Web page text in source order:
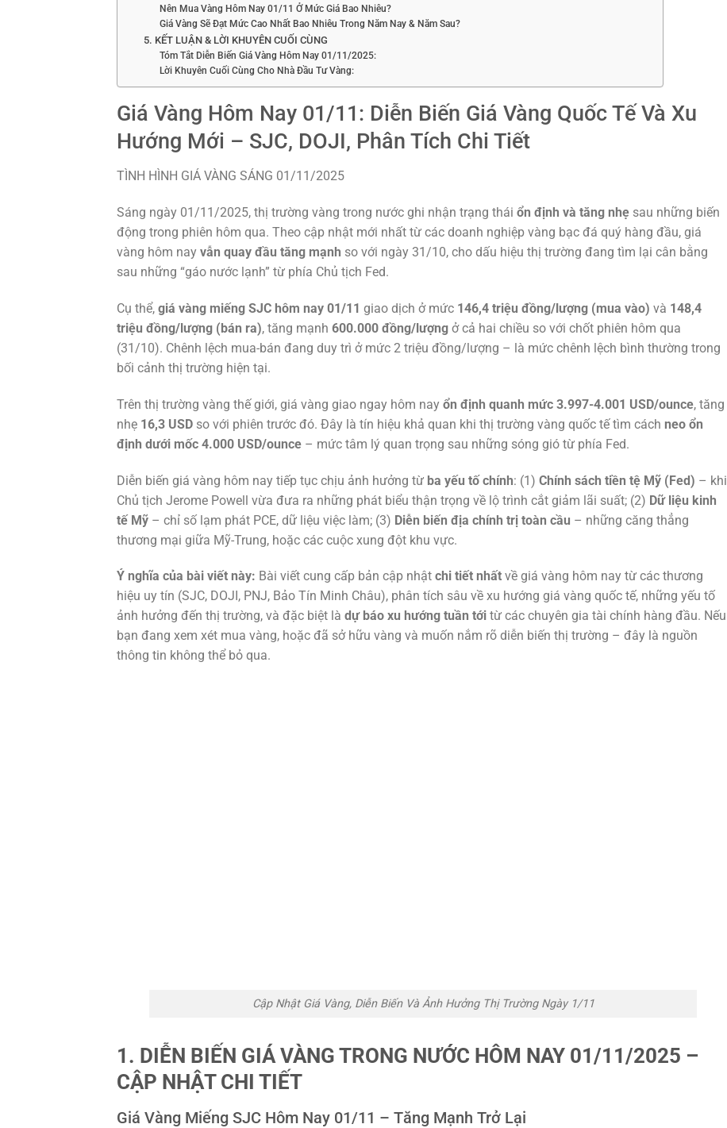
Nên Mua Vàng Hôm Nay 01/11 Ở Mức Giá Bao Nhiêu?
Giá Vàng Sẽ Đạt Mức Cao Nhất Bao Nhiêu Trong Năm Nay & Năm Sau?
5. KẾT LUẬN & LỜI KHUYÊN CUỐI CÙNG
Tóm Tắt Diễn Biến Giá Vàng Hôm Nay 01/11/2025:
Lời Khuyên Cuối Cùng Cho Nhà Đầu Tư Vàng:
Giá Vàng Hôm Nay 01/11: Diễn Biến Giá Vàng Quốc Tế Và Xu
Hướng Mới – SJC, DOJI, Phân Tích Chi Tiết
TÌNH HÌNH GIÁ VÀNG SÁNG 01/11/2025
Sáng ngày 01/11/2025, thị trường vàng trong nước ghi nhận trạng thái ổn định và tăng nhẹ sau những biến
động trong phiên hôm qua. Theo cập nhật mới nhất từ các doanh nghiệp vàng bạc đá quý hàng đầu, giá
vàng hôm nay vẫn quay đầu tăng mạnh so với ngày 31/10, cho dấu hiệu thị trường đang tìm lại cân bằng
sau những “gáo nước lạnh” từ phía Chủ tịch Fed.
Cụ thể, giá vàng miếng SJC hôm nay 01/11 giao dịch ở mức 146,4 triệu đồng/lượng (mua vào) và 148,4
triệu đồng/lượng (bán ra), tăng mạnh 600.000 đồng/lượng ở cả hai chiều so với chốt phiên hôm qua
(31/10). Chênh lệch mua-bán đang duy trì ở mức 2 triệu đồng/lượng – là mức chênh lệch bình thường trong
bối cảnh thị trường hiện tại.
Trên thị trường vàng thế giới, giá vàng giao ngay hôm nay ổn định quanh mức 3.997-4.001 USD/ounce, tăng
nhẹ 16,3 USD so với phiên trước đó. Đây là tín hiệu khả quan khi thị trường vàng quốc tế tìm cách neo ổn
định dưới mốc 4.000 USD/ounce – mức tâm lý quan trọng sau những sóng gió từ phía Fed.
Diễn biến giá vàng hôm nay tiếp tục chịu ảnh hưởng từ ba yếu tố chính: (1) Chính sách tiền tệ Mỹ (Fed) – khi
Chủ tịch Jerome Powell vừa đưa ra những phát biểu thận trọng về lộ trình cắt giảm lãi suất; (2) Dữ liệu kinh
tế Mỹ – chỉ số lạm phát PCE, dữ liệu việc làm; (3) Diễn biến địa chính trị toàn cầu – những căng thẳng
thương mại giữa Mỹ-Trung, hoặc các cuộc xung đột khu vực.
Ý nghĩa của bài viết này: Bài viết cung cấp bản cập nhật chi tiết nhất về giá vàng hôm nay từ các thương
hiệu uy tín (SJC, DOJI, PNJ, Bảo Tín Minh Châu), phân tích sâu về xu hướng giá vàng quốc tế, những yếu tố
ảnh hưởng đến thị trường, và đặc biệt là dự báo xu hướng tuần tới từ các chuyên gia tài chính hàng đầu. Nếu
bạn đang xem xét mua vàng, hoặc đã sở hữu vàng và muốn nắm rõ diễn biến thị trường – đây là nguồn
thông tin không thể bỏ qua.
Cập Nhật Giá Vàng, Diễn Biến Và Ảnh Hưởng Thị Trường Ngày 1/11
1. DIỄN BIẾN GIÁ VÀNG TRONG NƯỚC HÔM NAY 01/11/2025 –
CẬP NHẬT CHI TIẾT
Giá Vàng Miếng SJC Hôm Nay 01/11 – Tăng Mạnh Trở Lại